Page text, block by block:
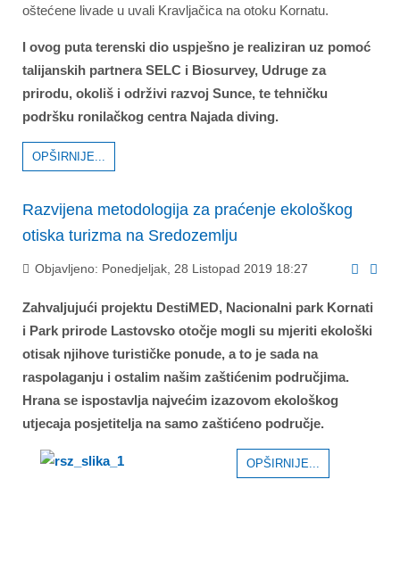
oštećene livade u uvali Kravljačica na otoku Kornatu.
I ovog puta terenski dio uspješno je realiziran uz pomoć
talijanskih partnera SELC i Biosurvey, Udruge za
prirodu, okoliš i održivi razvoj Sunce, te tehničku
podršku ronilačkog centra Najada diving.
OPŠIRNIJE...
Razvijena metodologija za praćenje ekološkog
otiska turizma na Sredozemlju
Objavljeno: Ponedjeljak, 28 Listopad 2019 18:27
Zahvaljujući projektu DestiMED, Nacionalni park Kornati
i Park prirode Lastovsko otočje mogli su mjeriti ekološki
otisak njihove turističke ponude, a to je sada na
raspolaganju i ostalim našim zaštićenim područjima.
Hrana se ispostavlja najvećim izazovom ekološkog
utjecaja posjetitelja na samo zaštićeno područje.
OPŠIRNIJE...